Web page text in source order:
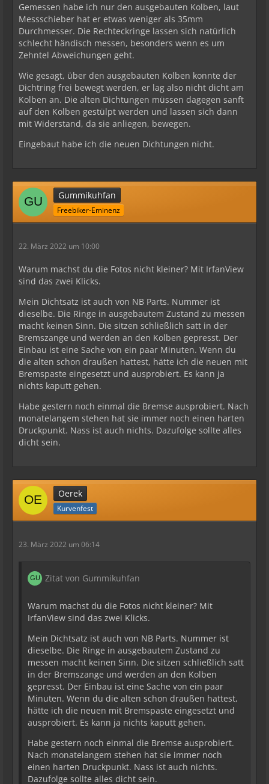
Gemessen habe ich nur den ausgebauten Kolben, laut
Messschieber hat er etwas weniger als 35mm
Durchmesser. Die Rechteckringe lassen sich natürlich
schlecht händisch messen, besonders wenn es um
Zehntel Abweichungen geht.
Wie gesagt, über den ausgebauten Kolben konnte der
Dichtring frei bewegt werden, er lag also nicht dicht am
Kolben an. Die alten Dichtungen müssen dagegen sanft
auf den Kolben gestülpt werden und lassen sich dann
mit Widerstand, da sie anliegen, bewegen.
Eingebaut habe ich die neuen Dichtungen nicht.
Gummikuhfan
Freebiker-Eminenz
22. März 2022 um 10:00
Warum machst du die Fotos nicht kleiner? Mit IrfanView
sind das zwei Klicks.
Mein Dichtsatz ist auch von NB Parts. Nummer ist
dieselbe. Die Ringe in ausgebautem Zustand zu messen
macht keinen Sinn. Die sitzen schließlich satt in der
Bremszange und werden an den Kolben gepresst. Der
Einbau ist eine Sache von ein paar Minuten. Wenn du
die alten schon draußen hattest, hätte ich die neuen mit
Bremspaste eingesetzt und ausprobiert. Es kann ja
nichts kaputt gehen.
Habe gestern noch einmal die Bremse ausprobiert. Nach
monatelangem stehen hat sie immer noch einen harten
Druckpunkt. Nass ist auch nichts. Dazufolge sollte alles
dicht sein.
Oerek
Kurvenfest
23. März 2022 um 06:14
Zitat von Gummikuhfan
Warum machst du die Fotos nicht kleiner? Mit
IrfanView sind das zwei Klicks.
Mein Dichtsatz ist auch von NB Parts. Nummer ist
dieselbe. Die Ringe in ausgebautem Zustand zu
messen macht keinen Sinn. Die sitzen schließlich satt
in der Bremszange und werden an den Kolben
gepresst. Der Einbau ist eine Sache von ein paar
Minuten. Wenn du die alten schon draußen hattest,
hätte ich die neuen mit Bremspaste eingesetzt und
ausprobiert. Es kann ja nichts kaputt gehen.
Habe gestern noch einmal die Bremse ausprobiert.
Nach monatelangem stehen hat sie immer noch
einen harten Druckpunkt. Nass ist auch nichts.
Dazufolge sollte alles dicht sein.